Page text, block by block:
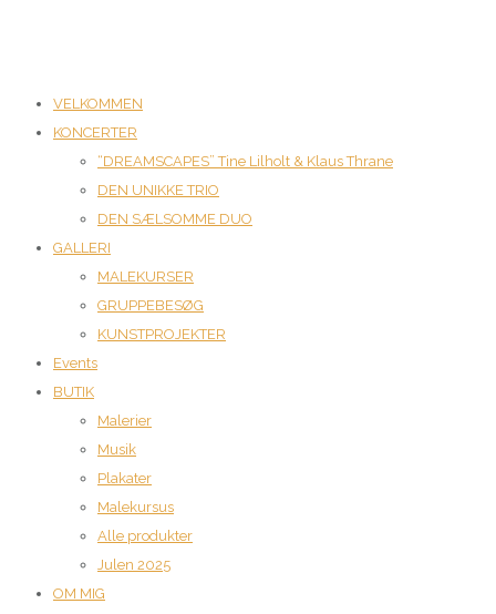
VELKOMMEN
KONCERTER
“DREAMSCAPES” Tine Lilholt & Klaus Thrane
DEN UNIKKE TRIO
DEN SÆLSOMME DUO
GALLERI
MALEKURSER
GRUPPEBESØG
KUNSTPROJEKTER
Events
BUTIK
Malerier
Musik
Plakater
Malekursus
Alle produkter
Julen 2025
OM MIG